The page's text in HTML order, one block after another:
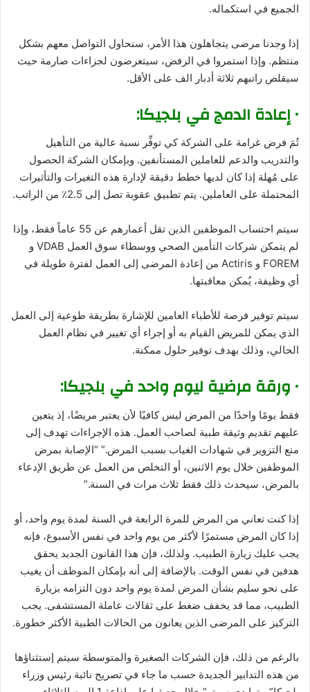
الجميع في استكماله.
إذا وجدنا مرضى يتجاهلون هذا الأمر، سنحاول التواصل معهم بشكل
منتظم. وإذا استمروا في الرفض، سيتعرضون لجزاءات صارمة حيث
سيقلص راتبهم ثلاثة أدبار الف على الأقل.
• إعادة الدمج في بلجيكا:
تُمَ فرض غرامة على الشركة كي توفِّر نسبة عالية من التأهيل
والتدريب والدعم للعاملين المستأنفين. وبإمكان الشركة الحصول
على مُهلة إذا كان لديها خطط دقيقة لإدارة هذه التغيرات والتأثيرات
المحتملة على العاملين. يتم تطبيق عقوبة تصل إلى 2.5٪ من الراتب.
سيتم احتساب الموظفين الذين تقل أعمارهم عن 55 عاماً فقط، وإذا
لم يتمكن شركات التأمين الصحي ووسطاء سوق العمل VDAB و
FOREM و Actiris من إعادة المرضى إلى العمل لفترة طويلة في
أي وظيفة، يُمكن معاقبتها.
سيتم توفير فرصة للأطباء العامين للإشارة بطريقة طوعية إلى العمل
الذي يمكن للمريض القيام به أو إجراء أي تغيير في نظام العمل
الحالي، وذلك بهدف توفير حلول ممكنة.
• ورقة مرضية ليوم واحد في بلجيكا:
فقط يومًا واحدًا من المرض ليس كافيًا لأن يعتبر مريضًا، إذ يتعين
عليهم تقديم وثيقة طبية لصاحب العمل. هذه الإجراءات تهدف إلى
منع التزوير في شهادات الغياب بسبب المرض.” “الإصابة بمرض
الموظفين خلال يوم الاثنين، أو التخلص من العمل عن طريق الإدعاء
بالمرض، سيحدث ذلك فقط ثلاث مرات في السنة.”
إذا كنت تعاني من المرض للمرة الرابعة في السنة لمدة يوم واحد، أو
إذا كان المرض مستمرًا لأكثر من يوم واحد في نفس الأسبوع، فإنه
يجب عليك زيارة الطبيب. ولذلك، فإن هذا القانون الجديد يحقق
هدفين في نفس الوقت. بالإضافة إلى أنه بإمكان الموظف أن يغيب
على نحو سليم بشأن المرض لمدة يوم واحد دون التزامه بزيارة
الطبيب، مما قد يخفف ضغط على ثقالات عاملة المستشفى. يجب
التركيز على المرضى الذين يعانون من الحالات الطبية الأكثر خطورة.
بالرغم من ذلك، فإن الشركات الصغيرة والمتوسطة سيتم إستثناؤها
من هذه التدابير الجديدة حسب ما جاء في تصريح نائبة رئيس وزراء